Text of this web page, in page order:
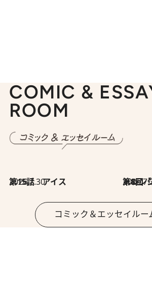
COMIC &
ROOM
2026.7.30
第15話 アイス 第8回「同人誌即
コミック＆エッセイルー